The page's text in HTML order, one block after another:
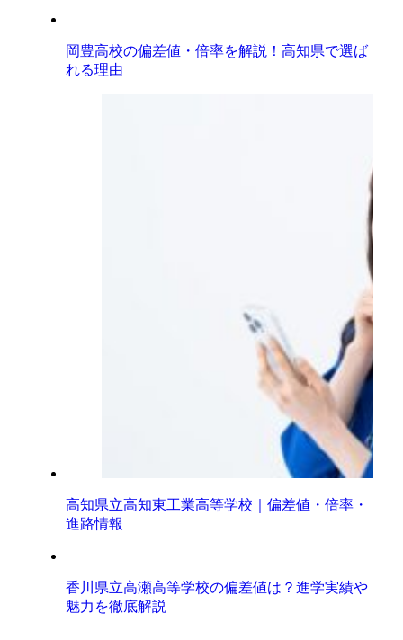
岡豊高校の偏差値・倍率を解説！高知県で選ば
れる理由
高知県立高知東工業高等学校｜偏差値・倍率・
進路情報
香川県立高瀬高等学校の偏差値は？進学実績や
魅力を徹底解説